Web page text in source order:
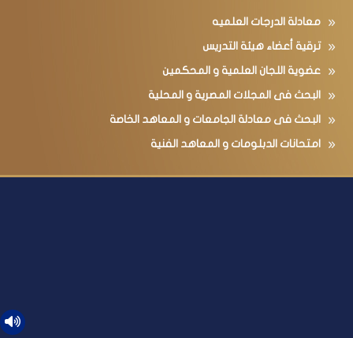
معادلة الدرجات العلميه
ترقية أعضاء هيئة التدريس
عضوية اللجان العلمية و المحكمين
البحث فى المجلات المصرية و المحلية
البحث فى معادلة الجامعات و المعاهد الخاصة
امتحانات الدبلومات و المعاهد الفنية